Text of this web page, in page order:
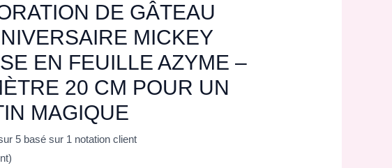
DE GÂTEAU
MICKEY
EN FEUILLE AZYME –
20 CM POUR UN
MAGIQUE
5 basé sur 1 notation client